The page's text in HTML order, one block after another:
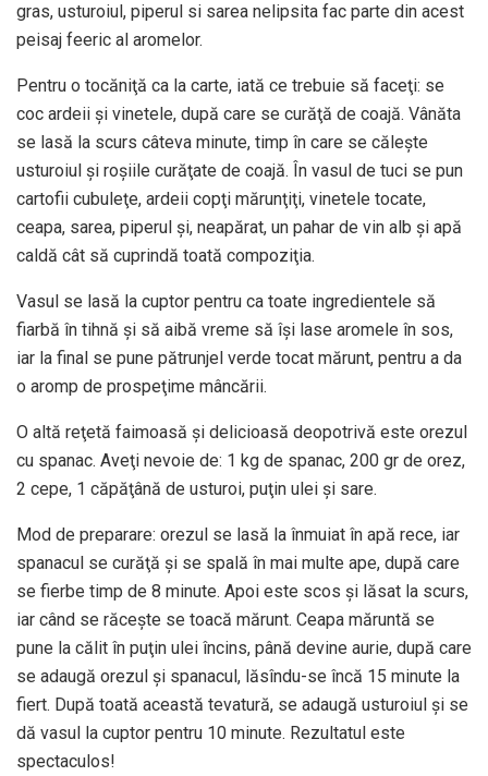
gras, usturoiul, piperul si sarea nelipsita fac parte din acest
peisaj feeric al aromelor.
Pentru o tocăniţă ca la carte, iată ce trebuie să faceţi: se
coc ardeii şi vinetele, după care se curăţă de coajă. Vânăta
se lasă la scurs câteva minute, timp în care se căleşte
usturoiul şi roşiile curăţate de coajă. În vasul de tuci se pun
cartofii cubuleţe, ardeii copţi mărunţiţi, vinetele tocate,
ceapa, sarea, piperul şi, neapărat, un pahar de vin alb şi apă
caldă cât să cuprindă toată compoziţia.
Vasul se lasă la cuptor pentru ca toate ingredientele să
fiarbă în tihnă şi să aibă vreme să îşi lase aromele în sos,
iar la final se pune pătrunjel verde tocat mărunt, pentru a da
o aromp de prospeţime mâncării.
O altă reţetă faimoasă şi delicioasă deopotrivă este orezul
cu spanac. Aveţi nevoie de: 1 kg de spanac, 200 gr de orez,
2 cepe, 1 căpăţână de usturoi, puţin ulei şi sare.
Mod de preparare: orezul se lasă la înmuiat în apă rece, iar
spanacul se curăţă şi se spală în mai multe ape, după care
se fierbe timp de 8 minute. Apoi este scos şi lăsat la scurs,
iar când se răceşte se toacă mărunt. Ceapa măruntă se
pune la călit în puţin ulei încins, până devine aurie, după care
se adaugă orezul şi spanacul, lăsîndu-se încă 15 minute la
fiert. După toată această tevatură, se adaugă usturoiul şi se
dă vasul la cuptor pentru 10 minute. Rezultatul este
spectaculos!